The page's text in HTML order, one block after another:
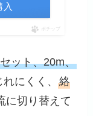
入
ポチップ
ット、20m、
れにくく、絡
に切り替えて